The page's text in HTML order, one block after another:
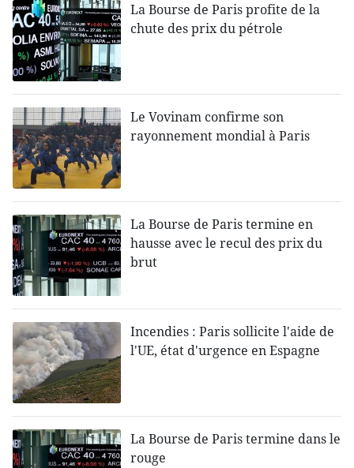
La Bourse de Paris profite de la
chute des prix du pétrole
Le Vovinam confirme son
rayonnement mondial à Paris
La Bourse de Paris termine en
hausse avec le recul des prix du
brut
Incendies : Paris sollicite l'aide de
l'UE, état d'urgence en Espagne
La Bourse de Paris termine dans le
rouge